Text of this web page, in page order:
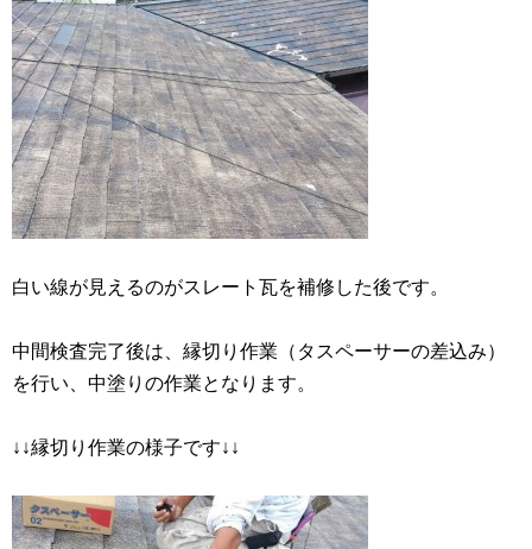
白い線が見えるのがスレート瓦を補修した後です。
中間検査完了後は、縁切り作業（タスペーサーの差込み）
を行い、中塗りの作業となります。
↓↓縁切り作業の様子です↓↓